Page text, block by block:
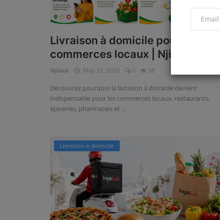
Livraison à domicile pour
commerces locaux | Njibl...
Njiblek May 29, 2026 0 38
Découvrez pourquoi la livraison à domicile devient
indispensable pour les commerces locaux, restaurants,
épiceries, pharmacies et ...
Livraison à domicile